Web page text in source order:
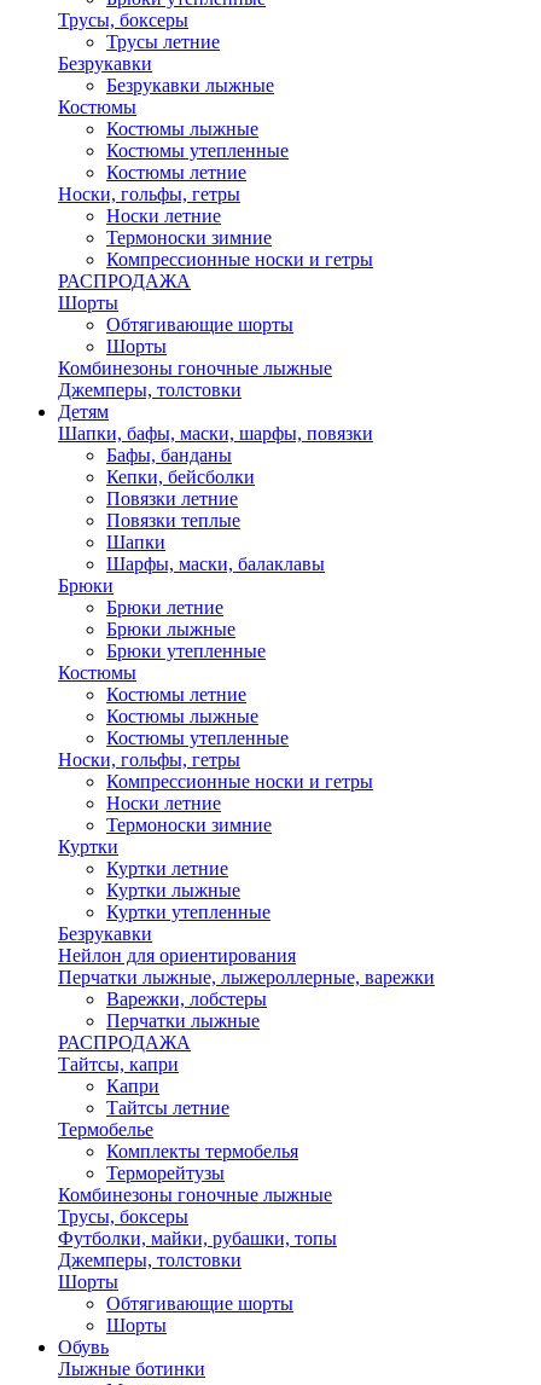
Трусы, боксеры
Трусы летние
Безрукавки
Безрукавки лыжные
Костюмы
Костюмы лыжные
Костюмы утепленные
Костюмы летние
Носки, гольфы, гетры
Носки летние
Термоноски зимние
Компрессионные носки и гетры
РАСПРОДАЖА
Шорты
Обтягивающие шорты
Шорты
Комбинезоны гоночные лыжные
Джемперы, толстовки
Детям
Шапки, бафы, маски, шарфы, повязки
Бафы, банданы
Кепки, бейсболки
Повязки летние
Повязки теплые
Шапки
Шарфы, маски, балаклавы
Брюки
Брюки летние
Брюки лыжные
Брюки утепленные
Костюмы
Костюмы летние
Костюмы лыжные
Костюмы утепленные
Носки, гольфы, гетры
Компрессионные носки и гетры
Носки летние
Термоноски зимние
Куртки
Куртки летние
Куртки лыжные
Куртки утепленные
Безрукавки
Нейлон для ориентирования
Перчатки лыжные, лыжероллерные, варежки
Варежки, лобстеры
Перчатки лыжные
РАСПРОДАЖА
Тайтсы, капри
Капри
Тайтсы летние
Термобелье
Комплекты термобелья
Терморейтузы
Комбинезоны гоночные лыжные
Трусы, боксеры
Футболки, майки, рубашки, топы
Джемперы, толстовки
Шорты
Обтягивающие шорты
Шорты
Обувь
Лыжные ботинки